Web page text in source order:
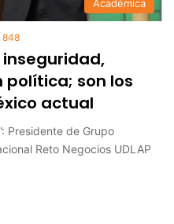
Académica
848
política; son los
actual
Presidente de Grupo
Reto Negocios UDLAP